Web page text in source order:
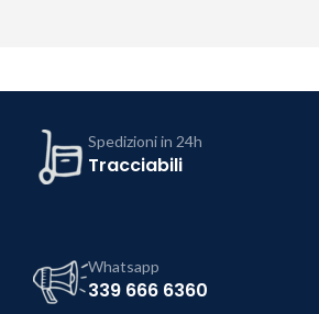
Spedizioni in 24h
Tracciabili
Whatsapp
339 666 6360